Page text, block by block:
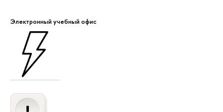
Электронный учебный офис